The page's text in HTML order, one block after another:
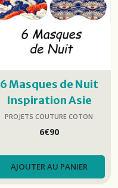
6 Masques de Nuit
Inspiration Asie
PROJETS COUTURE COTON
6€90
AJOUTER AU PANIER